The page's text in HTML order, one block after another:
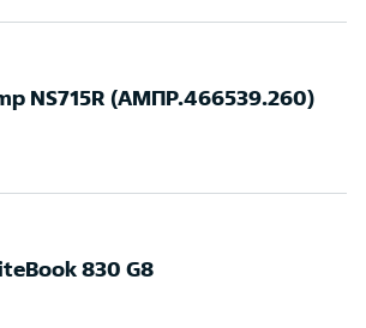
NS715R (АМПР.466539.260)
830 G8